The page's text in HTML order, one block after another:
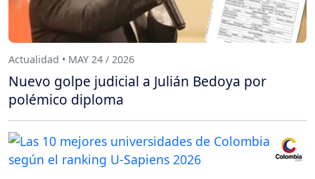
Actualidad • MAY 24 / 2026
Nuevo golpe judicial a Julián Bedoya por
polémico diploma